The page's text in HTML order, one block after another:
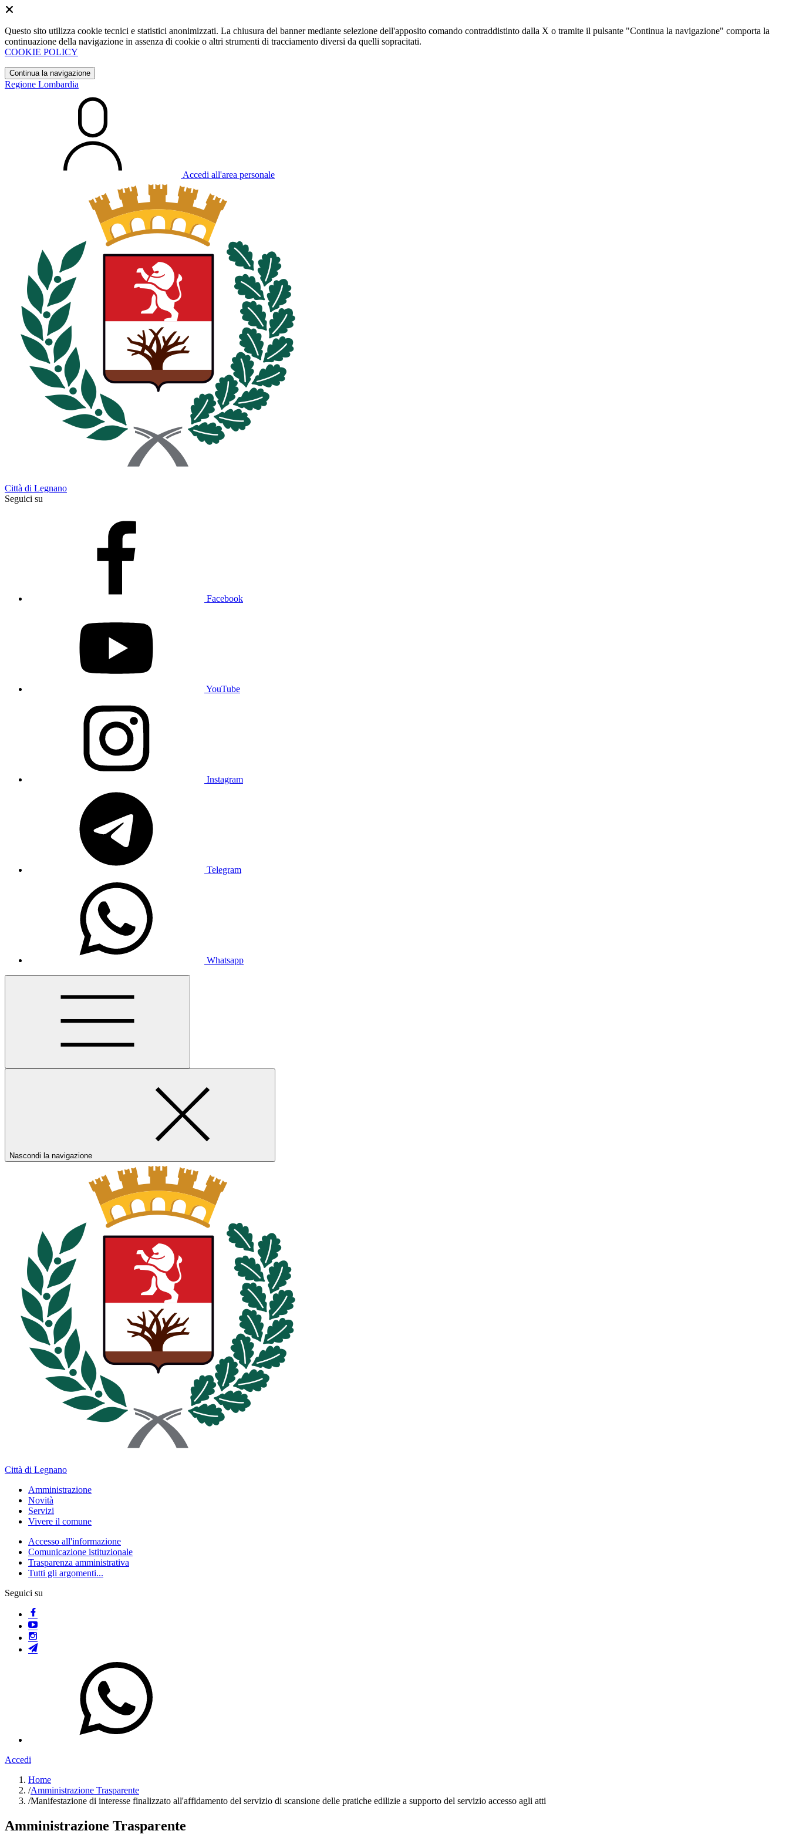
Questo sito utilizza cookie tecnici e statistici anonimizzati. La chiusura del banner mediante selezione dell'apposito comando contraddistinto dalla X o tramite il pulsante "Continua la navigazione" comporta la
continuazione della navigazione in assenza di cookie o altri strumenti di tracciamento diversi da quelli sopracitati.
COOKIE POLICY
Continua la navigazione
Regione Lombardia
Accedi all'area personale
Città di Legnano
Seguici su
Facebook
YouTube
Instagram
Telegram
Whatsapp
Nascondi la navigazione
Città di Legnano
Amministrazione
Novità
Servizi
Vivere il comune
Accesso all'informazione
Comunicazione istituzionale
Trasparenza amministrativa
Tutti gli argomenti...
Seguici su
Accedi
Home
/Amministrazione Trasparente
/Manifestazione di interesse finalizzato all'affidamento del servizio di scansione delle pratiche edilizie a supporto del servizio accesso agli atti
Amministrazione Trasparente